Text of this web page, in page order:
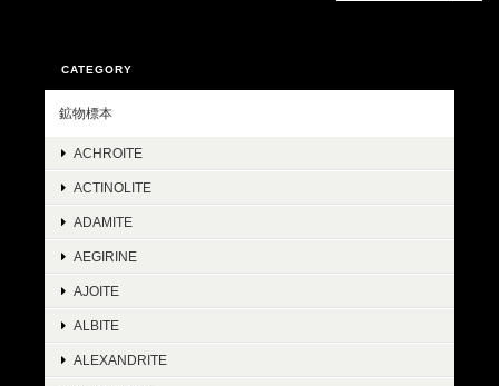
CATEGORY
鉱物標本
ACHROITE
ACTINOLITE
ADAMITE
AEGIRINE
AJOITE
ALBITE
ALEXANDRITE